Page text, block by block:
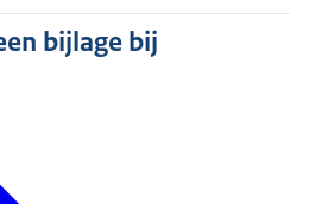
bijlage bij